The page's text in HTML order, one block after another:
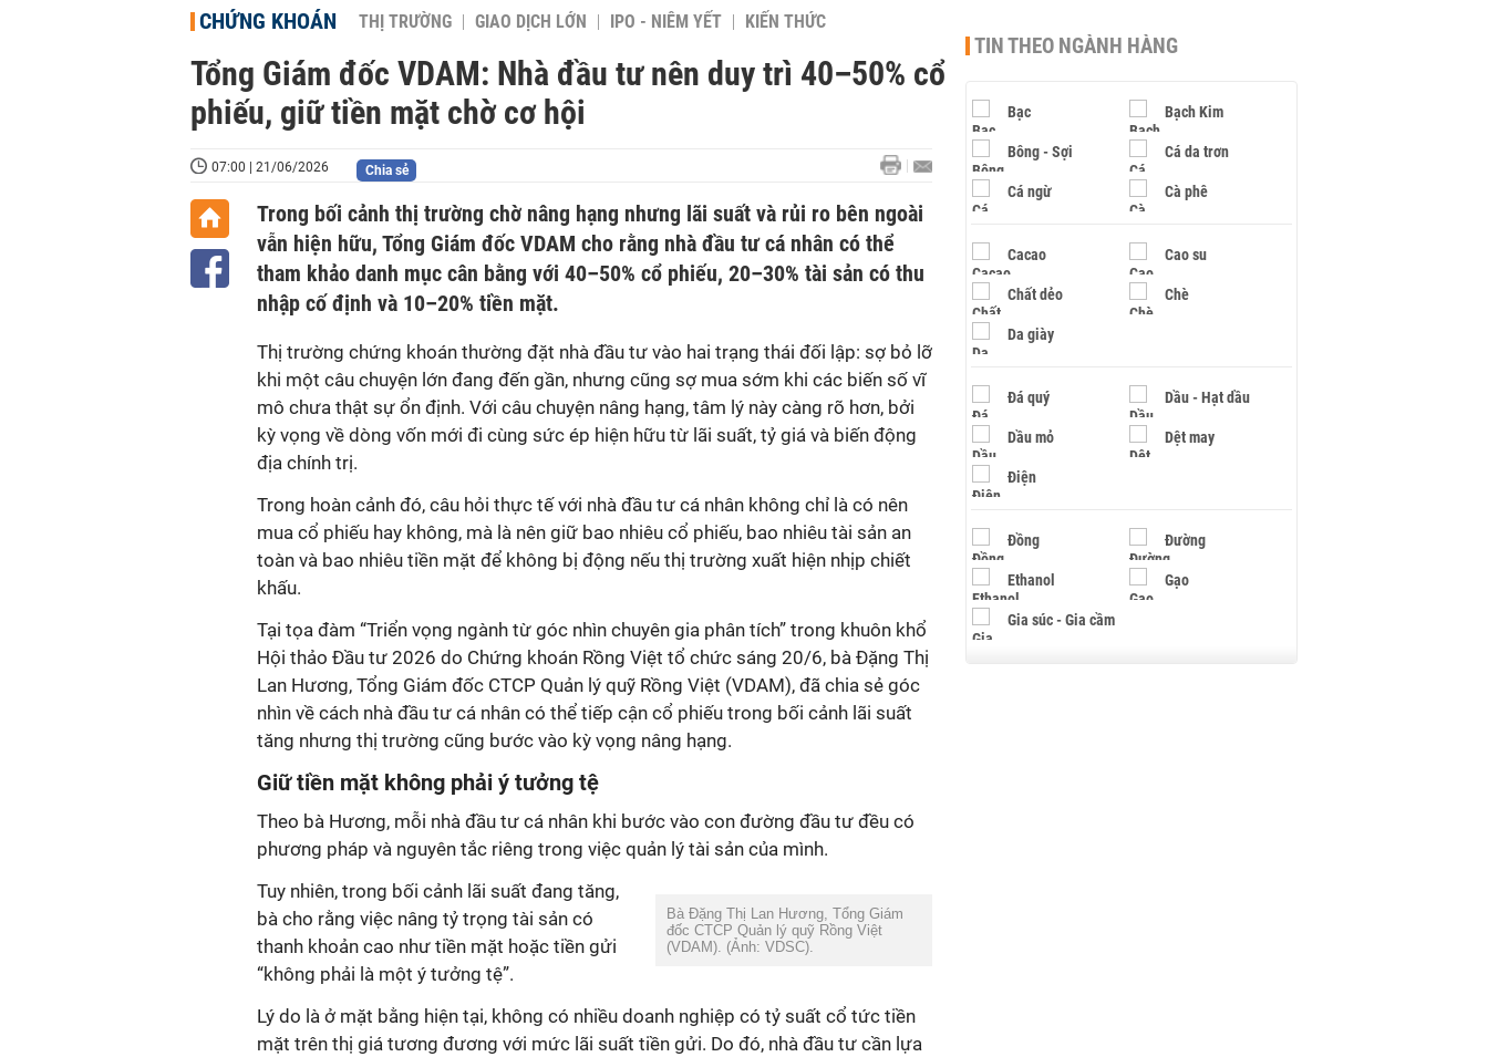
CHỨNG KHOÁN THỊ TRƯỜNG GIAO DỊCH LỚN IPO - NIÊM YẾT KIẾN THỨC
Tổng Giám đốc VDAM: Nhà đầu tư nên duy trì 40–50% cổ
phiếu, giữ tiền mặt chờ cơ hội
07:00 | 21/06/2026 Chia sẻ
Trong bối cảnh thị trường chờ nâng hạng nhưng lãi suất và rủi ro bên ngoài
vẫn hiện hữu, Tổng Giám đốc VDAM cho rằng nhà đầu tư cá nhân có thể
tham khảo danh mục cân bằng với 40–50% cổ phiếu, 20–30% tài sản có thu
nhập cố định và 10–20% tiền mặt.
Thị trường chứng khoán thường đặt nhà đầu tư vào hai trạng thái đối lập: sợ bỏ lỡ
khi một câu chuyện lớn đang đến gần, nhưng cũng sợ mua sớm khi các biến số vĩ
mô chưa thật sự ổn định. Với câu chuyện nâng hạng, tâm lý này càng rõ hơn, bởi
kỳ vọng về dòng vốn mới đi cùng sức ép hiện hữu từ lãi suất, tỷ giá và biến động
địa chính trị.
Trong hoàn cảnh đó, câu hỏi thực tế với nhà đầu tư cá nhân không chỉ là có nên
mua cổ phiếu hay không, mà là nên giữ bao nhiêu cổ phiếu, bao nhiêu tài sản an
toàn và bao nhiêu tiền mặt để không bị động nếu thị trường xuất hiện nhịp chiết
khấu.
Tại tọa đàm “Triển vọng ngành từ góc nhìn chuyên gia phân tích” trong khuôn khổ
Hội thảo Đầu tư 2026 do Chứng khoán Rồng Việt tổ chức sáng 20/6, bà Đặng Thị
Lan Hương, Tổng Giám đốc CTCP Quản lý quỹ Rồng Việt (VDAM), đã chia sẻ góc
nhìn về cách nhà đầu tư cá nhân có thể tiếp cận cổ phiếu trong bối cảnh lãi suất
tăng nhưng thị trường cũng bước vào kỳ vọng nâng hạng.
Giữ tiền mặt không phải ý tưởng tệ
Theo bà Hương, mỗi nhà đầu tư cá nhân khi bước vào con đường đầu tư đều có
phương pháp và nguyên tắc riêng trong việc quản lý tài sản của mình.
Bà Đặng Thị Lan Hương, Tổng Giám
đốc CTCP Quản lý quỹ Rồng Việt
(VDAM). (Ảnh: VDSC).
Tuy nhiên, trong bối cảnh lãi suất đang tăng,
bà cho rằng việc nâng tỷ trọng tài sản có
thanh khoản cao như tiền mặt hoặc tiền gửi
“không phải là một ý tưởng tệ”.
Lý do là ở mặt bằng hiện tại, không có nhiều doanh nghiệp có tỷ suất cổ tức tiền
mặt trên thị giá tương đương với mức lãi suất tiền gửi. Do đó, nhà đầu tư cần lựa
TIN THEO NGÀNH HÀNG
Bạc Bạch Kim
Bông - Sợi Cá da trơn
Cá ngừ Cà phê
Cacao Cao su
Chất dẻo Chè
Da giày
Đá quý Dầu - Hạt dầu
Dầu mỏ Dệt may
Điện
Đồng Đường
Ethanol Gạo
Gia súc - Gia cầm